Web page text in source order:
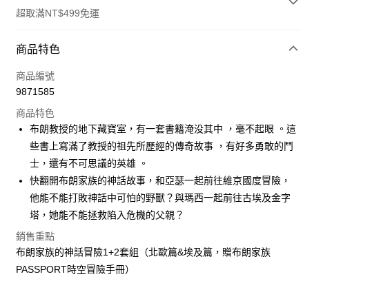
超取滿NT$499免運
付款方式
信用卡一次付款
Apple Pay
大哥付你分期
相關說明
【大哥付你分期使用說明】
1.本服務由台灣大哥大提供，台灣大哥大用戶可立即使用無須另外申請。
2.付款方式選擇「大哥付你分期」，訂單成立後會自動跳轉到大哥付的交易
流程，驗證手機門號後，選擇欲分期的期數、繳款截止日，確認付款後即
完成交易。
3.實際核准額度、可分期數及費用金額請依後續交易確認頁面所載為準。
4.訂單成立30分鐘內，如未前往確認交易或遇審核未通過，訂單將自動取
消。如遇「轉專審核」未通過狀況，表示未達大哥付你分期系統評分，恕
【關於「AFTEE先享後付」】
AFTEE先享後付是「在收到商品之後才付款」的支付方式。 讓您購物簡單
１．簡單：不需註冊會員、不需綁卡、不需儲值。
２．便利：只要手機號碼，簡訊認證，即可結帳。
ATM付款
運送方式
商品特色
商品編號
9871585
商品特色
布朗教授的地下藏寶室，有一套書籍淹没其中 ，毫不起眼 。這
些書上寫滿了教授的祖先所歷經的傳奇故事 ，有好多勇敢的鬥
士，還有不可思議的英雄 。
快翻開布朗家族的神話故事，和亞瑟一起前往維京國度冒險，
他能不能打敗神話中可怕的野獸？與瑪西一起前往古埃及金字
塔，她能不能拯救陷入危機的父親？
銷售重點
布朗家族的神話冒險1+2套組（北歐篇&埃及篇，贈布朗家族
PASSPORT時空冒險手冊）